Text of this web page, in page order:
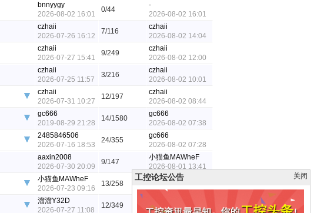
bnnyygy
2026-08-02 16:01
0/44
-
2026-08-02 16:01
czhaii
2026-07-26 16:12
7/116
czhaii
2026-08-02 14:04
czhaii
2026-07-27 15:41
9/249
czhaii
2026-08-02 12:00
czhaii
2026-07-25 11:57
3/216
czhaii
2026-08-02 10:01
czhaii
2026-07-31 10:27
12/197
czhaii
2026-08-02 08:44
gc666
2019-08-29 21:28
14/1580
gc666
2026-08-02 07:38
2485846506
2026-07-16 18:53
24/355
gc666
2026-08-02 07:28
aaxin2008
2026-07-30 20:09
9/147
小猫鱼MAWheF
2026-08-01 13:41
小猫鱼MAWheF
2026-07-23 09:16
13/258
蛇会大学
2026-07-31 22:48
溜溜Y32D
2026-07-27 11:08
12/349
2026-07-31 09:36
工控论坛公告 关闭